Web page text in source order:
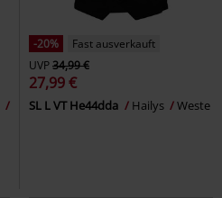
-20%
Fast ausverkauft
UVP34,99 €
27,99 €
SL L VT He44dda Hailys Weste